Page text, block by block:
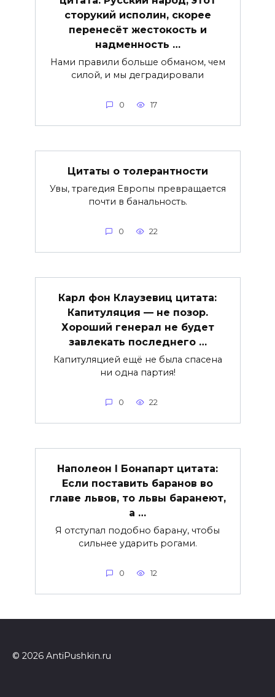
сторукий исполин, скорее
перенесёт жестокость и
надменность …
Нами правили больше обманом, чем
силой, и мы деградировали
0 17
Цитаты о толерантности
Увы, трагедия Европы превращается
почти в банальность.
0 22
Карл фон Клаузевиц цитата:
Капитуляция — не позор.
Хороший генерал не будет
завлекать последнего …
Капитуляцией ещё не была спасена
ни одна партия!
0 22
Наполеон I Бонапарт цитата:
Если поставить баранов во
главе львов, то львы баранеют,
а …
Я отступал подобно барану, чтобы
сильнее ударить рогами.
0 12
© 2026 AntiPushkin.ru